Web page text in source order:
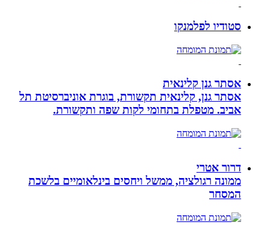
סטודיו לפלמנקו
אסתר גנן קלינאית
אסתר גנן, קלינאית תקשורת, בוגרת אוניברסיטת תל
אביב. מטפלת בתחומי לקות שפה ותקשורת.
דרור אטרי
ממונה רגולציה, ממשל ויחסים בינלאומיים בלשכת
המסחר